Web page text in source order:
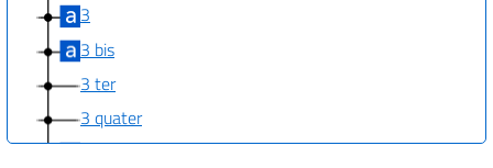
3
3 bis
3 ter
3 quater
3 quinquies